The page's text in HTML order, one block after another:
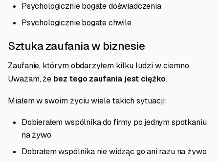
Psychologicznie bogate doświadczenia
Psychologicznie bogate chwile
Sztuka zaufania w biznesie
Zaufanie, którym obdarzyłem kilku ludzi w ciemno.
Uważam, że bez tego zaufania jest ciężko.
Miałem w swoim życiu wiele takich sytuacji:
Dobierałem wspólnika do firmy po jednym spotkaniu
na żywo
Dobrałem wspólnika nie widząc go ani razu na żywo